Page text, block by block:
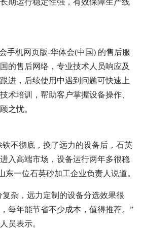
期运行稳定性强，有效保障生产线
手机网页版-华体会(中国) 的售后服
的售后网络，专业技术人员响应及
进，后续使用中遇到问题可快速上
术培训，帮助客户掌握设备操作、
之忧。
铁不彻底，换了远力的设备后，石英
入高端市场，设备运行两年多很稳
东一位石英砂加工企业负责人说道。
复杂，远力定制的设备分选效果很
每年能节省不少成本，值得推荐。”
员表示。